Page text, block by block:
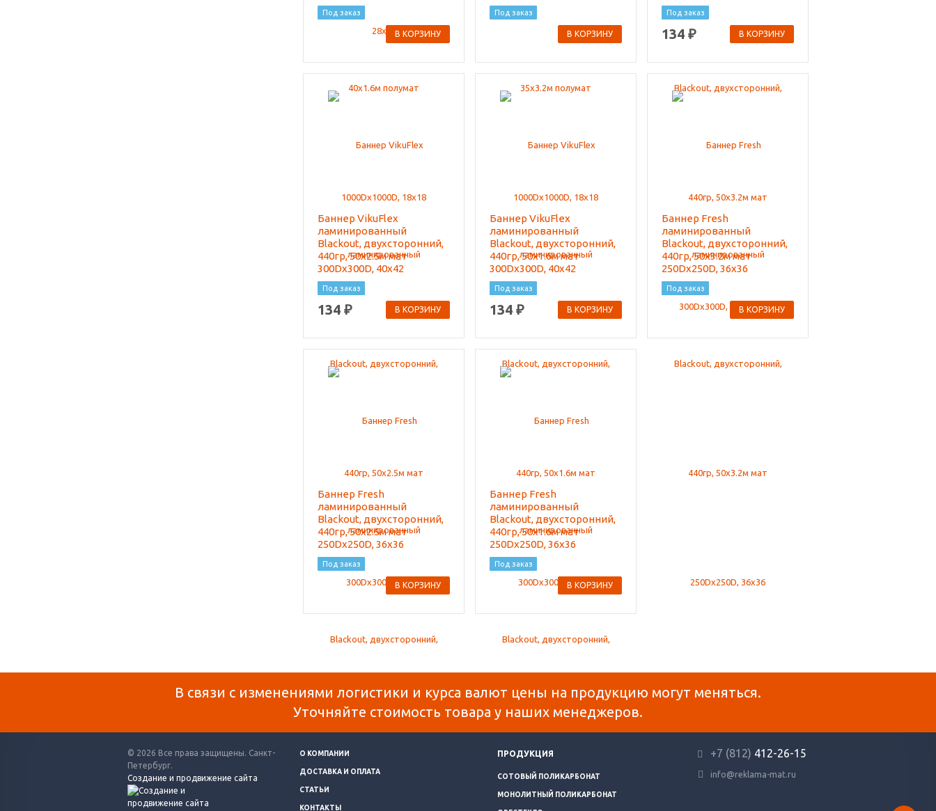
Под заказ
В КОРЗИНУ
Под заказ
В КОРЗИНУ
Под заказ
134 ₽ В КОРЗИНУ
Баннер VikuFlex
ламинированный
Blackout, двухсторонний,
440гр, 50x2.5м мат
300Dx300D, 40x42
Под заказ
134 ₽ В КОРЗИНУ
Баннер VikuFlex
ламинированный
Blackout, двухсторонний,
440гр, 50x1.6м мат
300Dx300D, 40x42
Под заказ
134 ₽ В КОРЗИНУ
Баннер Fresh
ламинированный
Blackout, двухсторонний,
440гр, 50x3.2м мат
250Dx250D, 36x36
Под заказ
В КОРЗИНУ
Баннер Fresh
ламинированный
Blackout, двухсторонний,
440гр, 50x2.5м мат
250Dx250D, 36x36
Под заказ
В КОРЗИНУ
Баннер Fresh
ламинированный
Blackout, двухсторонний,
440гр, 50x1.6м мат
250Dx250D, 36x36
Под заказ
В КОРЗИНУ
В связи с изменениями логистики и курса валют цены на продукцию могут меняться.
Уточняйте стоимость товара у наших менеджеров.
© 2026 Все права защищены. Санкт-
Петербург.
Создание и продвижение сайта
О КОМПАНИИ
ДОСТАВКА И ОПЛАТА
СТАТЬИ
КОНТАКТЫ
ПРОДУКЦИЯ
СОТОВЫЙ ПОЛИКАРБОНАТ
МОНОЛИТНЫЙ ПОЛИКАРБОНАТ
+7 (812) 412-26-15
info@reklama-mat.ru